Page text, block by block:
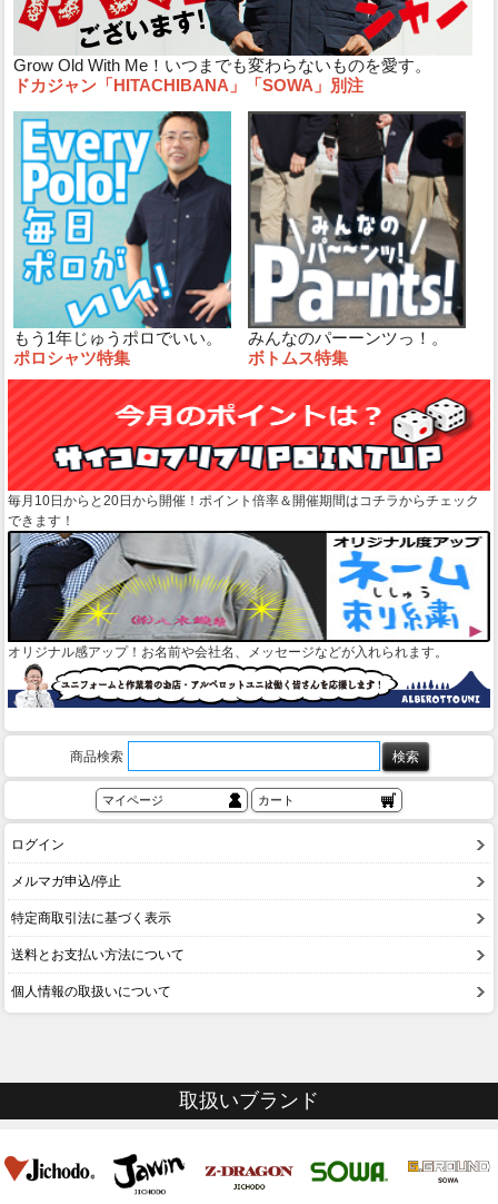
Grow Old With Me！いつまでも変わらないものを愛す。
ドカジャン「HITACHIBANA」「SOWA」別注
もう1年じゅうポロでいい。
ポロシャツ特集
みんなのパーーンツっ！。
ボトムス特集
毎月10日からと20日から開催！ポイント倍率＆開催期間はコチラからチェック
できます！
オリジナル感アップ！お名前や会社名、メッセージなどが入れられます。
商品検索
マイページ カート
ログイン
メルマガ申込/停止
特定商取引法に基づく表示
送料とお支払い方法について
個人情報の取扱いについて
取扱いブランド